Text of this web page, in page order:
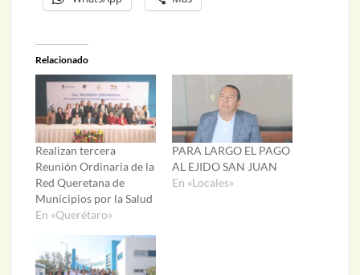
Relacionado
Realizan tercera
Reunión Ordinaria de la
Red Queretana de
Municipios por la Salud
En «Querétaro»
PARA LARGO EL PAGO
AL EJIDO SAN JUAN
En «Locales»